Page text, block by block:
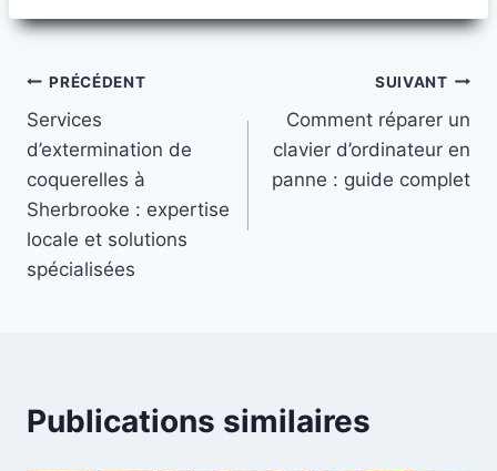
Navigation
de
l’article
PRÉCÉDENT
Services
d’extermination de
coquerelles à
Sherbrooke : expertise
locale et solutions
spécialisées
SUIVANT
Comment réparer un
clavier d’ordinateur en
panne : guide complet
Publications similaires